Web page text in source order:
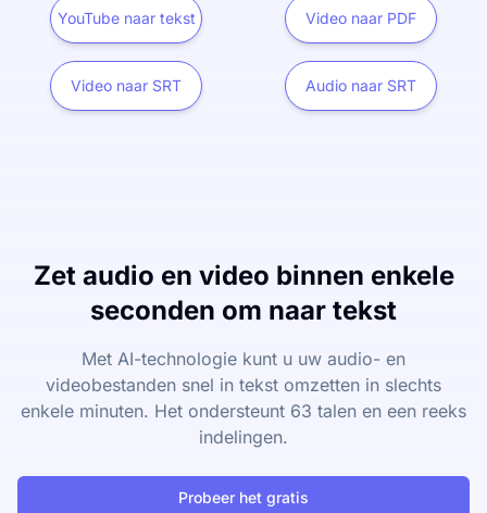
YouTube naar tekst Video naar PDF
Video naar SRT Audio naar SRT
Zet audio en video binnen enkele
seconden om naar tekst
Met AI-technologie kunt u uw audio- en
videobestanden snel in tekst omzetten in slechts
enkele minuten. Het ondersteunt 63 talen en een reeks
indelingen.
Probeer het gratis